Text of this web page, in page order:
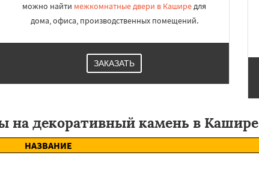
можно найти межкомнатные двери в Каширедля
дома, офиса, производственных помещений.
ЗАКАЗАТЬ
на декоративный камень в Кашире
НАЗВАНИЕ